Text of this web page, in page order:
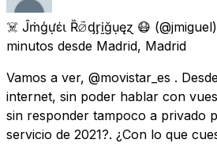
☠️ Ĵṁἳģựέ⍳ Ȑ⦳ᶁᶉḭğụęɀ 😷
minutos desde Madrid, Madrid
Vamos a ver, @movistar_es .
internet, sin poder hablar con
sin responder tampoco a privado
servicio de 2021?. ¿Con lo que